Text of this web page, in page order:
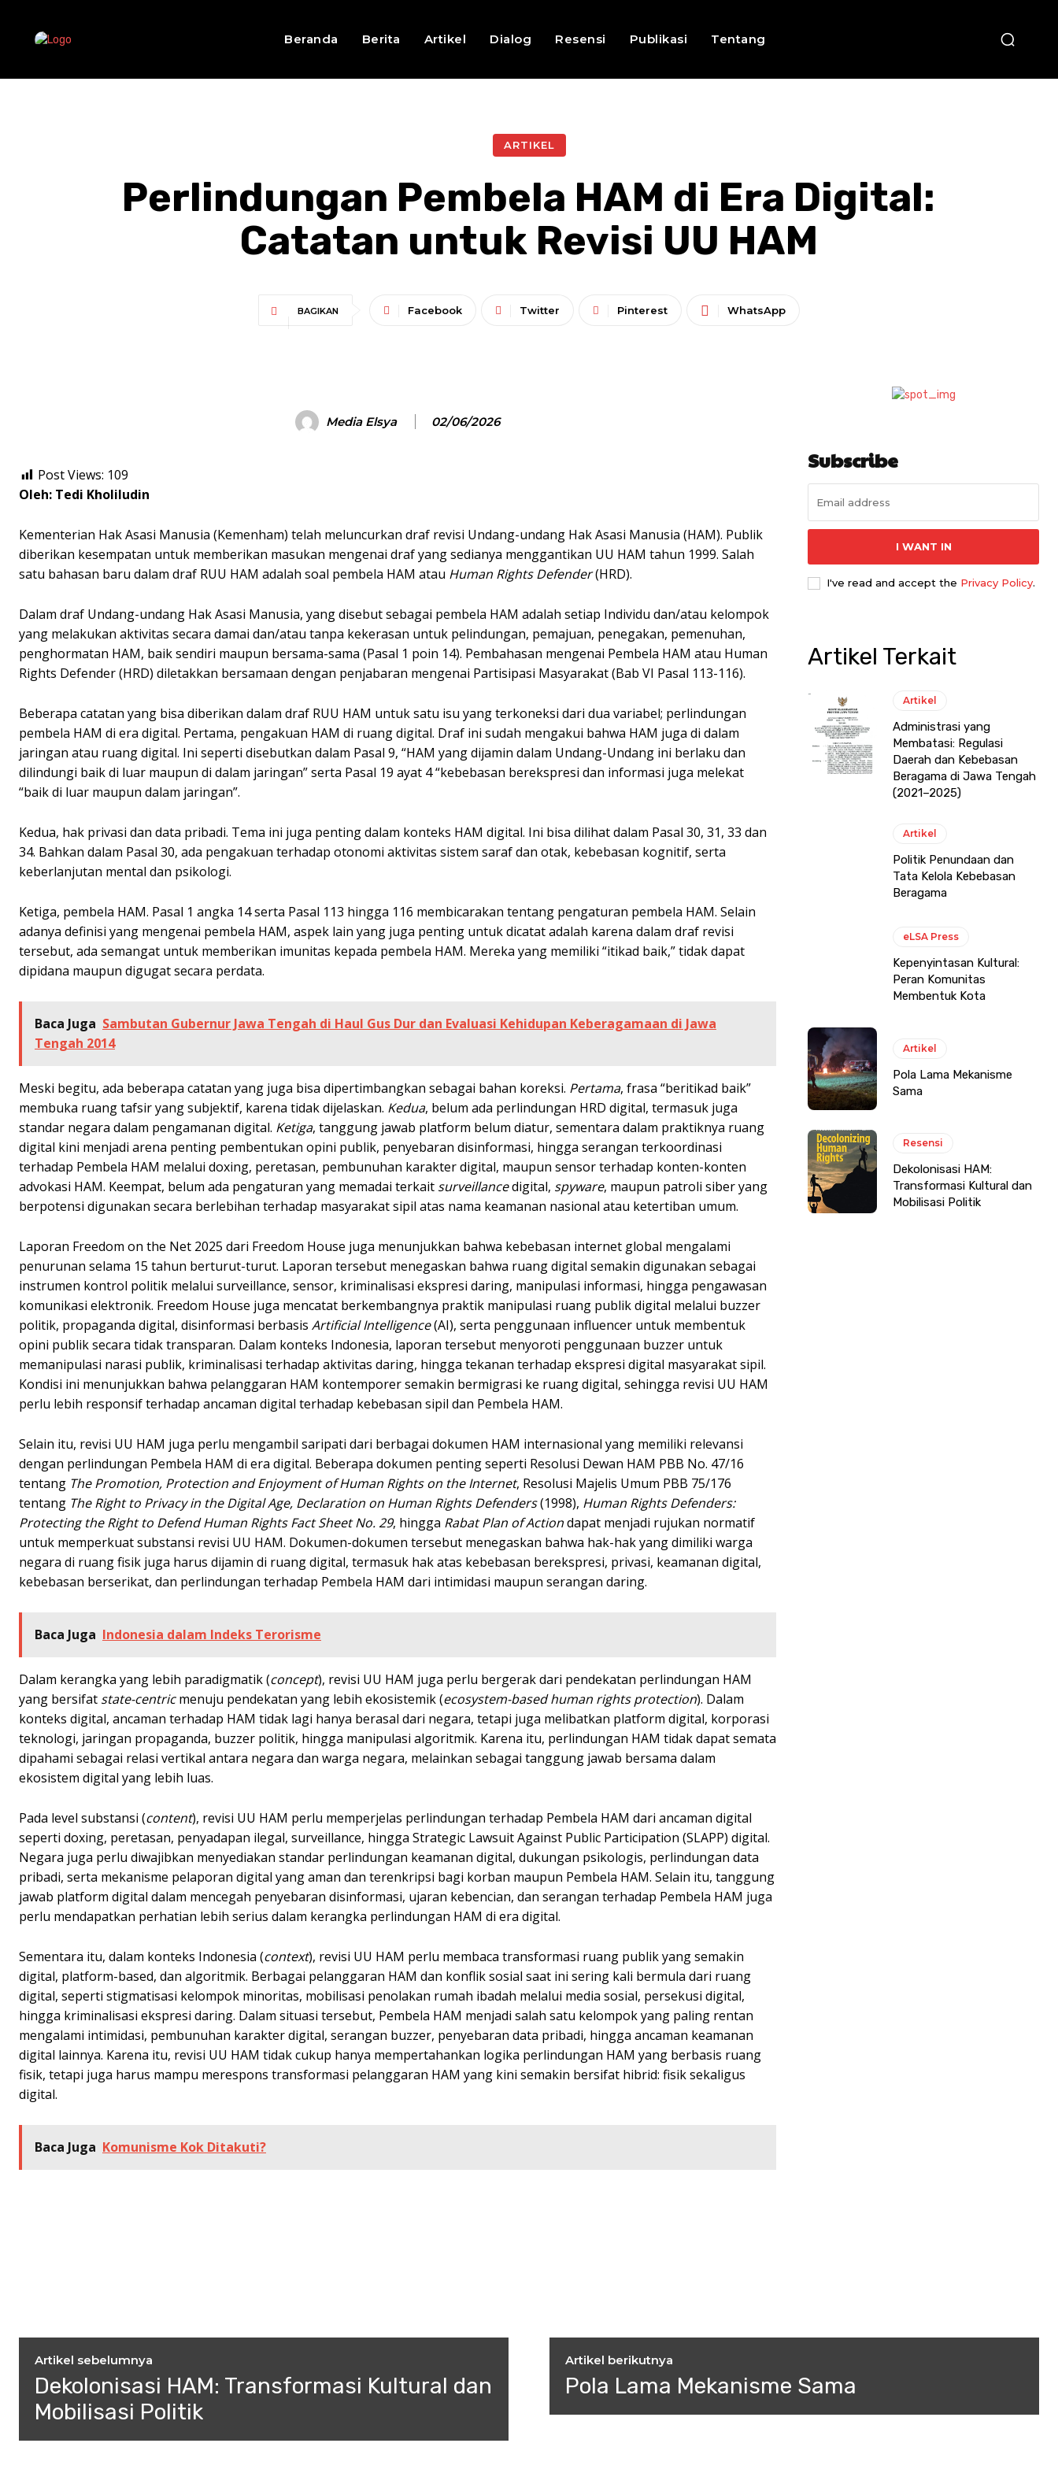
Beranda Berita Artikel Dialog Resensi Publikasi Tentang
ARTIKEL
Perlindungan Pembela HAM di Era Digital:
Catatan untuk Revisi UU HAM
BAGIKAN Facebook Twitter Pinterest WhatsApp
Media Elsya 02/06/2026
Post Views: 109
Oleh: Tedi Kholiludin
Kementerian Hak Asasi Manusia (Kemenham) telah meluncurkan draf revisi Undang-undang Hak Asasi Manusia (HAM). Publik
diberikan kesempatan untuk memberikan masukan mengenai draf yang sedianya menggantikan UU HAM tahun 1999. Salah
satu bahasan baru dalam draf RUU HAM adalah soal pembela HAM atau Human Rights Defender(HRD).
Dalam draf Undang-undang Hak Asasi Manusia, yang disebut sebagai pembela HAM adalah setiap Individu dan/atau kelompok
yang melakukan aktivitas secara damai dan/atau tanpa kekerasan untuk pelindungan, pemajuan, penegakan, pemenuhan,
penghormatan HAM, baik sendiri maupun bersama-sama (Pasal 1 poin 14). Pembahasan mengenai Pembela HAM atau Human
Rights Defender (HRD) diletakkan bersamaan dengan penjabaran mengenai Partisipasi Masyarakat (Bab VI Pasal 113-116).
Beberapa catatan yang bisa diberikan dalam draf RUU HAM untuk satu isu yang terkoneksi dari dua variabel; perlindungan
pembela HAM di era digital. Pertama, pengakuan HAM di ruang digital. Draf ini sudah mengakui bahwa HAM juga di dalam
jaringan atau ruang digital. Ini seperti disebutkan dalam Pasal 9, “HAM yang dijamin dalam Undang-Undang ini berlaku dan
dilindungi baik di luar maupun di dalam jaringan” serta Pasal 19 ayat 4 “kebebasan berekspresi dan informasi juga melekat
“baik di luar maupun dalam jaringan”.
Kedua, hak privasi dan data pribadi. Tema ini juga penting dalam konteks HAM digital. Ini bisa dilihat dalam Pasal 30, 31, 33 dan
34. Bahkan dalam Pasal 30, ada pengakuan terhadap otonomi aktivitas sistem saraf dan otak, kebebasan kognitif, serta
keberlanjutan mental dan psikologi.
Ketiga, pembela HAM. Pasal 1 angka 14 serta Pasal 113 hingga 116 membicarakan tentang pengaturan pembela HAM. Selain
adanya definisi yang mengenai pembela HAM, aspek lain yang juga penting untuk dicatat adalah karena dalam draf revisi
tersebut, ada semangat untuk memberikan imunitas kepada pembela HAM. Mereka yang memiliki “itikad baik,” tidak dapat
dipidana maupun digugat secara perdata.
Baca Juga Sambutan Gubernur Jawa Tengah di Haul Gus Dur dan Evaluasi Kehidupan Keberagamaan di Jawa
Tengah 2014
Meski begitu, ada beberapa catatan yang juga bisa dipertimbangkan sebagai bahan koreksi. Pertama, frasa “beritikad baik”
membuka ruang tafsir yang subjektif, karena tidak dijelaskan. Kedua, belum ada perlindungan HRD digital, termasuk juga
standar negara dalam pengamanan digital. Ketiga, tanggung jawab platform belum diatur, sementara dalam praktiknya ruang
digital kini menjadi arena penting pembentukan opini publik, penyebaran disinformasi, hingga serangan terkoordinasi
terhadap Pembela HAM melalui doxing, peretasan, pembunuhan karakter digital, maupun sensor terhadap konten-konten
advokasi HAM. Keempat, belum ada pengaturan yang memadai terkait surveillancedigital, spyware, maupun patroli siber yang
berpotensi digunakan secara berlebihan terhadap masyarakat sipil atas nama keamanan nasional atau ketertiban umum.
Laporan Freedom on the Net 2025 dari Freedom House juga menunjukkan bahwa kebebasan internet global mengalami
penurunan selama 15 tahun berturut-turut. Laporan tersebut menegaskan bahwa ruang digital semakin digunakan sebagai
instrumen kontrol politik melalui surveillance, sensor, kriminalisasi ekspresi daring, manipulasi informasi, hingga pengawasan
komunikasi elektronik. Freedom House juga mencatat berkembangnya praktik manipulasi ruang publik digital melalui buzzer
politik, propaganda digital, disinformasi berbasis Artificial Intelligence(AI), serta penggunaan influencer untuk membentuk
opini publik secara tidak transparan. Dalam konteks Indonesia, laporan tersebut menyoroti penggunaan buzzer untuk
memanipulasi narasi publik, kriminalisasi terhadap aktivitas daring, hingga tekanan terhadap ekspresi digital masyarakat sipil.
Kondisi ini menunjukkan bahwa pelanggaran HAM kontemporer semakin bermigrasi ke ruang digital, sehingga revisi UU HAM
perlu lebih responsif terhadap ancaman digital terhadap kebebasan sipil dan Pembela HAM.
Selain itu, revisi UU HAM juga perlu mengambil saripati dari berbagai dokumen HAM internasional yang memiliki relevansi
dengan perlindungan Pembela HAM di era digital. Beberapa dokumen penting seperti Resolusi Dewan HAM PBB No. 47/16
tentang The Promotion, Protection and Enjoyment of Human Rights on the Internet, Resolusi Majelis Umum PBB 75/176
tentang The Right to Privacy in the Digital Age, Declaration on Human Rights Defenders(1998), Human Rights Defenders:
Protecting the Right to Defend Human Rights Fact Sheet No. 29, hingga Rabat Plan of Actiondapat menjadi rujukan normatif
untuk memperkuat substansi revisi UU HAM. Dokumen-dokumen tersebut menegaskan bahwa hak-hak yang dimiliki warga
negara di ruang fisik juga harus dijamin di ruang digital, termasuk hak atas kebebasan berekspresi, privasi, keamanan digital,
kebebasan berserikat, dan perlindungan terhadap Pembela HAM dari intimidasi maupun serangan daring.
Baca Juga Indonesia dalam Indeks Terorisme
Dalam kerangka yang lebih paradigmatik (concept), revisi UU HAM juga perlu bergerak dari pendekatan perlindungan HAM
yang bersifat state-centricmenuju pendekatan yang lebih ekosistemik (ecosystem-based human rights protection). Dalam
konteks digital, ancaman terhadap HAM tidak lagi hanya berasal dari negara, tetapi juga melibatkan platform digital, korporasi
teknologi, jaringan propaganda, buzzer politik, hingga manipulasi algoritmik. Karena itu, perlindungan HAM tidak dapat semata
dipahami sebagai relasi vertikal antara negara dan warga negara, melainkan sebagai tanggung jawab bersama dalam
ekosistem digital yang lebih luas.
Pada level substansi (content), revisi UU HAM perlu memperjelas perlindungan terhadap Pembela HAM dari ancaman digital
seperti doxing, peretasan, penyadapan ilegal, surveillance, hingga Strategic Lawsuit Against Public Participation (SLAPP) digital.
Negara juga perlu diwajibkan menyediakan standar perlindungan keamanan digital, dukungan psikologis, perlindungan data
pribadi, serta mekanisme pelaporan digital yang aman dan terenkripsi bagi korban maupun Pembela HAM. Selain itu, tanggung
jawab platform digital dalam mencegah penyebaran disinformasi, ujaran kebencian, dan serangan terhadap Pembela HAM juga
perlu mendapatkan perhatian lebih serius dalam kerangka perlindungan HAM di era digital.
Sementara itu, dalam konteks Indonesia (context), revisi UU HAM perlu membaca transformasi ruang publik yang semakin
digital, platform-based, dan algoritmik. Berbagai pelanggaran HAM dan konflik sosial saat ini sering kali bermula dari ruang
digital, seperti stigmatisasi kelompok minoritas, mobilisasi penolakan rumah ibadah melalui media sosial, persekusi digital,
hingga kriminalisasi ekspresi daring. Dalam situasi tersebut, Pembela HAM menjadi salah satu kelompok yang paling rentan
mengalami intimidasi, pembunuhan karakter digital, serangan buzzer, penyebaran data pribadi, hingga ancaman keamanan
digital lainnya. Karena itu, revisi UU HAM tidak cukup hanya mempertahankan logika perlindungan HAM yang berbasis ruang
fisik, tetapi juga harus mampu merespons transformasi pelanggaran HAM yang kini semakin bersifat hibrid: fisik sekaligus
digital.
Baca Juga Komunisme Kok Ditakuti?
Subscribe
I WANT IN
I've read and accept the Privacy Policy.
Artikel Terkait
Artikel
Administrasi yang
Membatasi: Regulasi
Daerah dan Kebebasan
Beragama di Jawa Tengah
(2021–2025)
Artikel
Politik Penundaan dan
Tata Kelola Kebebasan
Beragama
eLSA Press
Kepenyintasan Kultural:
Peran Komunitas
Membentuk Kota
Artikel
Pola Lama Mekanisme
Sama
Resensi
Dekolonisasi HAM:
Transformasi Kultural dan
Mobilisasi Politik
Artikel sebelumnya
Dekolonisasi HAM: Transformasi Kultural dan
Mobilisasi Politik
Artikel berikutnya
Pola Lama Mekanisme Sama